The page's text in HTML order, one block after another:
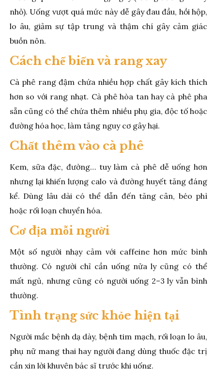
nhỏ). Uống vượt quá mức này dễ gây đau đầu, hồi hộp,
lo âu, giảm sự tập trung và thậm chí gây cảm giác
buồn nôn.
Cách chế biến và rang xay
Cà phê rang đậm chứa nhiều hợp chất gây kích thích
hơn so với rang nhạt. Cà phê hòa tan hay cà phê pha
sẵn cũng có thể chứa thêm nhiều phụ gia, độc tố hoặc
đường hóa học, làm tăng nguy cơ gây hại.
Chất thêm vào cà phê
Kem, sữa đặc, đường… tuy làm cà phê dễ uống hơn
nhưng lại khiến lượng calo và đường huyết tăng đáng
kể. Dùng lâu dài có thể dẫn đến tăng cân, béo phì
hoặc rối loạn chuyển hóa.
Cơ địa mỗi người
Một số người nhạy cảm với caffeine hơn mức bình
thường. Có người chỉ cần uống nửa ly cũng có thể
mất ngủ, nhưng cũng có người uống 2–3 ly vẫn bình
thường.
Tình trạng sức khỏe hiện tại
Người mắc bệnh dạ dày, bệnh tim mạch, rối loạn lo âu,
phụ nữ mang thai hay người đang dùng thuốc đặc trị
cần xin lời khuyên bác sĩ trước khi uống.